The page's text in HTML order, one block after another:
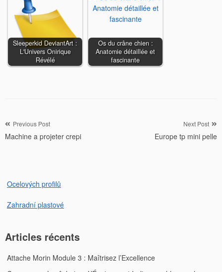
Sleeperkid DeviantArt :
L'Univers Onirique
Révélé
Os du crâne chien :
Anatomie détaillée et
fascinante
Navigation
de
Previous Post
Machine a projeter crepi
Next Post
Europe tp mini pelle
Ocelových profilů
Zahradní plastové
Articles récents
Attache Morin Module 3 : Maîtrisez l’Excellence